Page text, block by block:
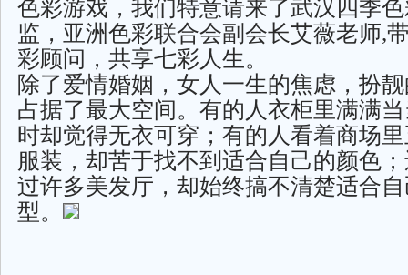
色彩游戏，我们特意请来了武汉四季
监，亚洲色彩联合会副会长艾薇老师,
彩顾问，共享七彩人生。
除了爱情婚姻，女人一生的焦虑，扮
占据了最大空间。有的人衣柜里满满
时却觉得无衣可穿；有的人看着商场
服装，却苦于找不到适合自己的颜色
过许多美发厅，却始终搞不清楚适合
型。